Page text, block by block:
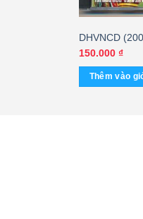
DHVNCD
Vân Cưới Vợ
Thanh Tuấn –
Kim Huệ)
150.000 ₫
Thêm vào